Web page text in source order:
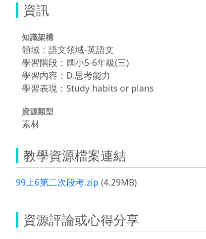
資訊
知識架構
領域：語文領域-英語文
學習階段：國小5-6年級(三)
學習內容：D.思考能力
學習表現：Study habits or plans
資源類型
素材
教學資源檔案連結
99上6第二次段考.zip (4.29MB)
資源評論或心得分享